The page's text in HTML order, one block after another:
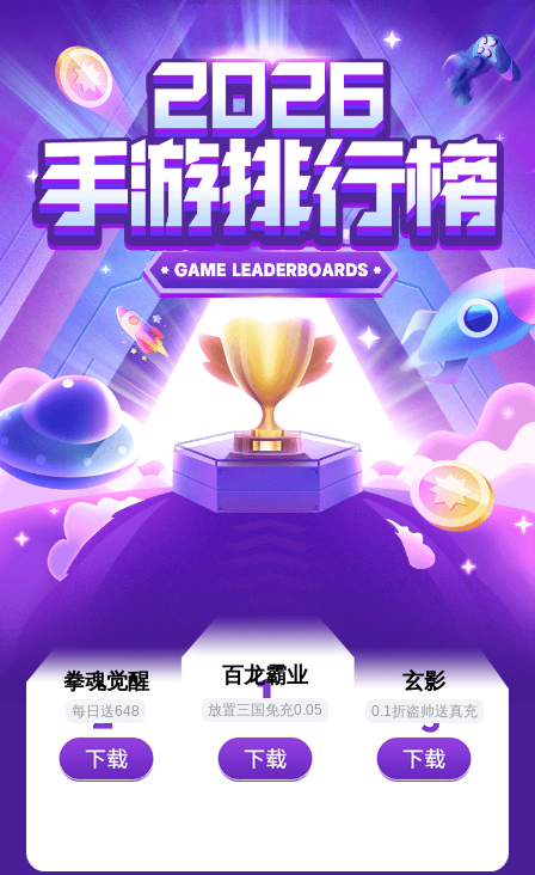
拳魂觉醒
每日送648
百龙霸业
放置三国免充0.05
玄影
0.1折盗帅送真充